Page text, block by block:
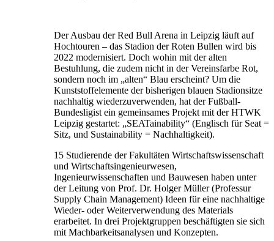
Der Ausbau der Red Bull Arena in Leipzig läuft auf
Hochtouren – das Stadion der Roten Bullen wird bis
2022 modernisiert. Doch wohin mit der alten
Bestuhlung, die zudem nicht in der Vereinsfarbe Rot,
sondern noch im „alten“ Blau erscheint? Um die
Kunststoffelemente der bisherigen blauen Stadionsitze
nachhaltig wiederzuverwenden, hat der Fußball-
Bundesligist ein gemeinsames Projekt mit der HTWK
Leipzig gestartet: „SEATainability“ (Englisch für Seat =
Sitz, und Sustainability = Nachhaltigkeit).
15 Studierende der Fakultäten Wirtschaftswissenschaft
und Wirtschaftsingenieurwesen,
Ingenieurwissenschaften und Bauwesen haben unter
der Leitung von Prof. Dr. Holger Müller (Professur
Supply Chain Management) Ideen für eine nachhaltige
Wieder- oder Weiterverwendung des Materials
erarbeitet. In drei Projektgruppen beschäftigten sie sich
mit Machbarkeitsanalysen und Konzepten.